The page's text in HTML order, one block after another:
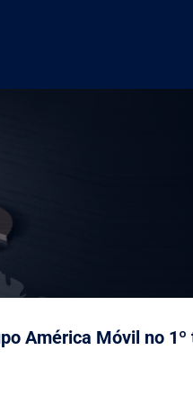
América Móvil no 1º